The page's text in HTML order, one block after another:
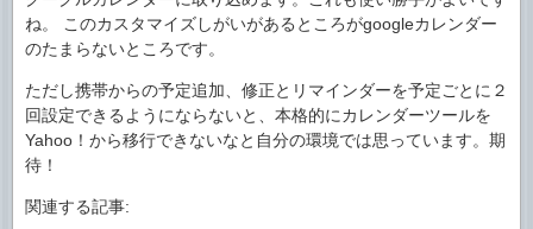
ね。 このカスタマイズしがいがあるところがgoogleカレンダー
のたまらないところです。
ただし携帯からの予定追加、修正とリマインダーを予定ごとに２
回設定できるようにならないと、本格的にカレンダーツールを
Yahoo！から移行できないなと自分の環境では思っています。期
待！
関連する記事: